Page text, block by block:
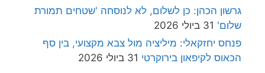
גרשון הכהן: כן לשלום, לא לנוסחה 'שטחים תמורת
שלום' 31 ביולי 2026
פנחס יחזקאלי: מיליציה מול צבא מקצועי, בין סף
הכאוס לקיפאון בירוקרטי 31 ביולי 2026